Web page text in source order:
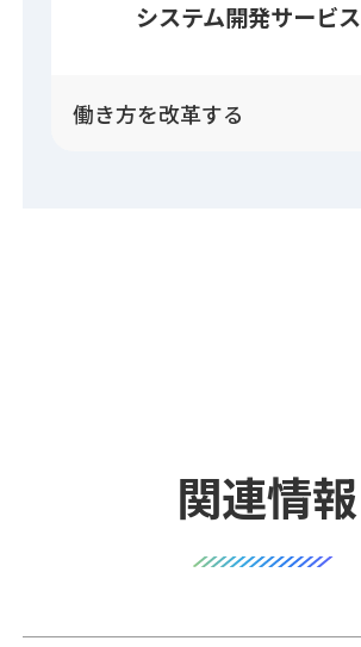
システム開発サービス
働き方を改革する
関連情報